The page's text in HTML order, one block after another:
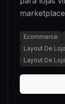
Ecommerce
Layout De
Layout De